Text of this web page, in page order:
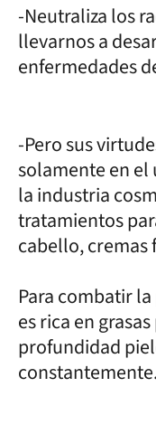
-Neutraliza los
llevarnos a
enfermedades
-Pero sus
solamente en el
la industria
tratamientos
cabello, cremas
Para combatir
es rica en
profundidad
constantemente.